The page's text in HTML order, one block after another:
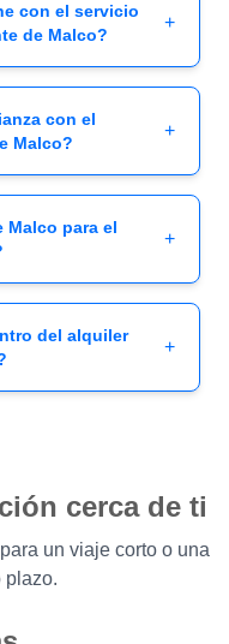
con el servicio
de Malco?
+
con el
Malco?
+
Malco para el
+
del alquiler
+
cerca de ti
un viaje corto o una
plazo.